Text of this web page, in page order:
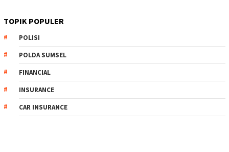
TOPIK POPULER
POLISI
POLDA SUMSEL
FINANCIAL
INSURANCE
CAR INSURANCE